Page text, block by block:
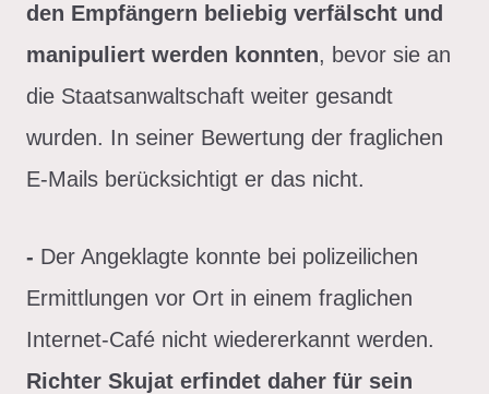
den Empfängern beliebig verfälscht und
manipuliert werden konnten, bevor sie an
die Staatsanwaltschaft weiter gesandt
wurden. In seiner Bewertung der fraglichen
E-Mails berücksichtigt er das nicht.
- Der Angeklagte konnte bei polizeilichen
Ermittlungen vor Ort in einem fraglichen
Internet-Café nicht wiedererkannt werden.
Richter Skujat erfindet daher für sein